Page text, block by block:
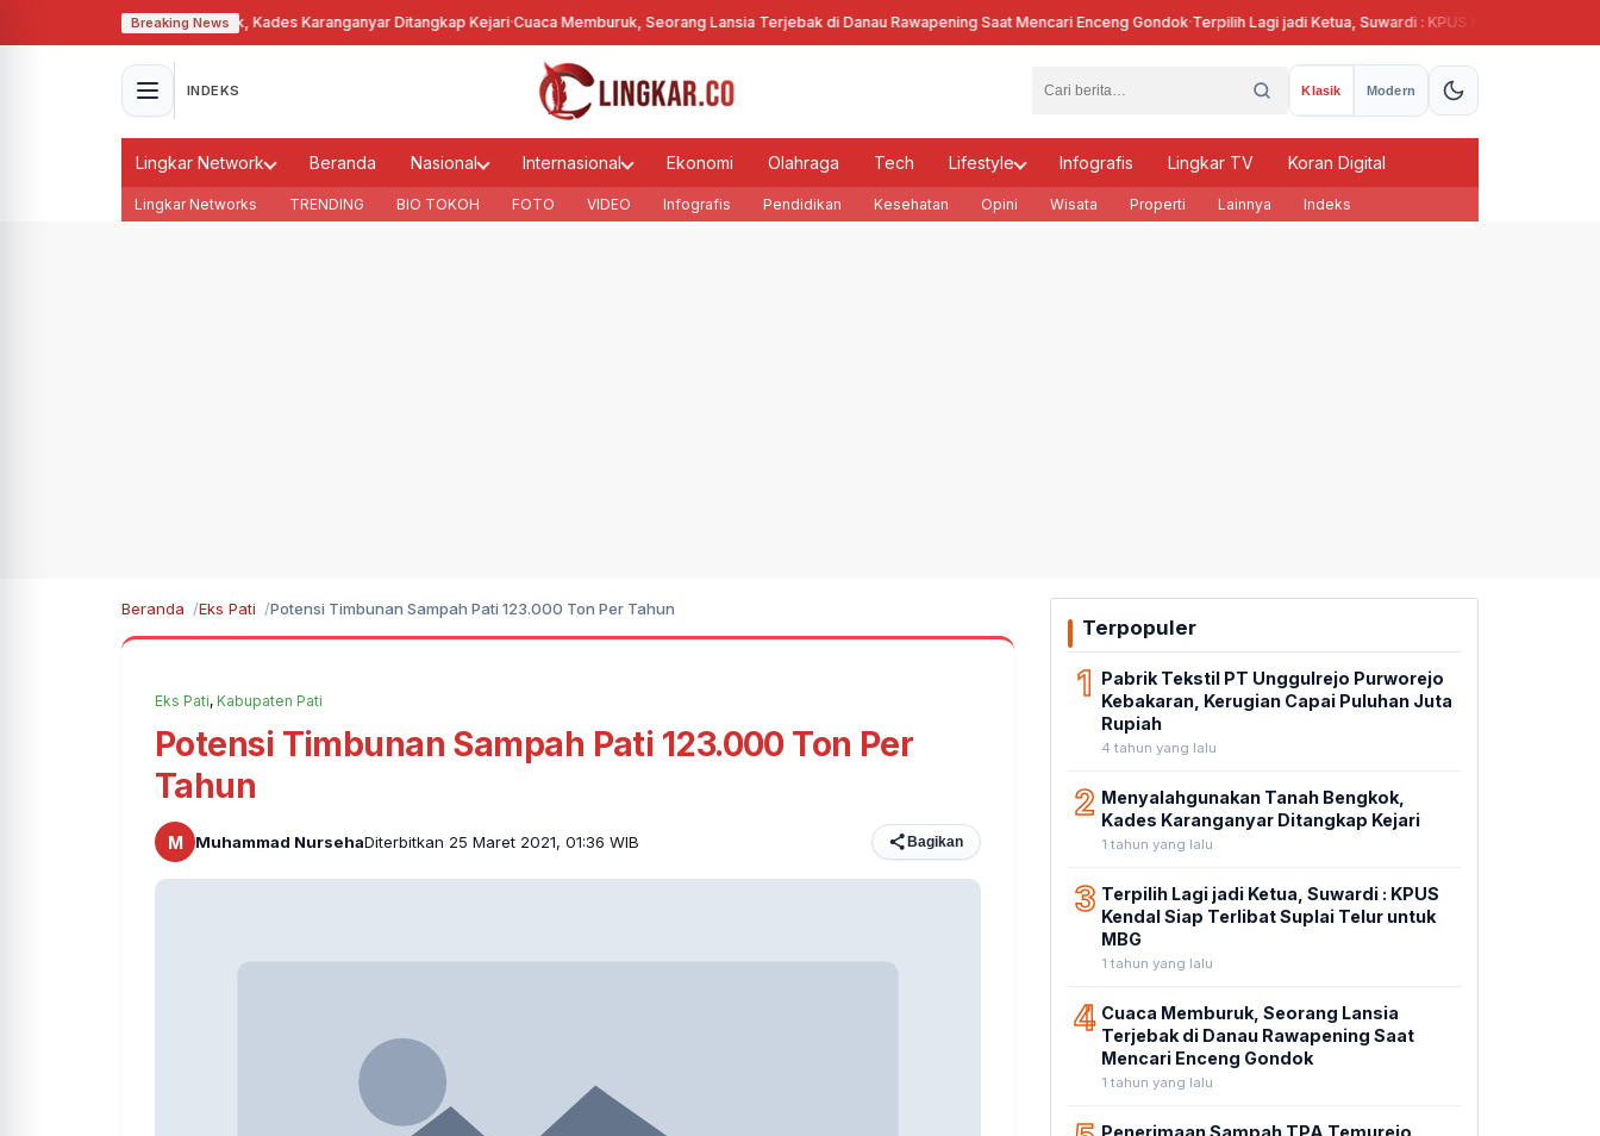
Breaking News
Tanah Bengkok, Kades Karanganyar Ditangkap Kejari·Cuaca Memburuk, Seorang Lansia Terjebak di Danau Rawapening Saat Mencari Enceng Gondok·Terpilih Lagi jadi Ketua, Suwardi : KPUS Kendal Siap Terlibat
INDEKS Klasik Modern
Lingkar Network Beranda Nasional Internasional Ekonomi Olahraga Tech Lifestyle Infografis Lingkar TV Koran Digital
Lingkar Networks TRENDING BIO TOKOH FOTO VIDEO Infografis Pendidikan Kesehatan Opini Wisata Properti Lainnya Indeks
Beranda Eks Pati Potensi Timbunan Sampah Pati 123.000 Ton Per Tahun
Eks Pati, Kabupaten Pati
Potensi Timbunan Sampah Pati 123.000 Ton Per
Tahun
M Muhammad NursehaDiterbitkan 25 Maret 2021, 01:36 WIB Bagikan
Terpopuler
1 Pabrik Tekstil PT Unggulrejo Purworejo
Kebakaran, Kerugian Capai Puluhan Juta
Rupiah
4 tahun yang lalu
2 Menyalahgunakan Tanah Bengkok,
Kades Karanganyar Ditangkap Kejari
1 tahun yang lalu
3 Terpilih Lagi jadi Ketua, Suwardi : KPUS
Kendal Siap Terlibat Suplai Telur untuk
MBG
1 tahun yang lalu
4 Cuaca Memburuk, Seorang Lansia
Terjebak di Danau Rawapening Saat
Mencari Enceng Gondok
1 tahun yang lalu
Penerimaan Sampah TPA Temurejo